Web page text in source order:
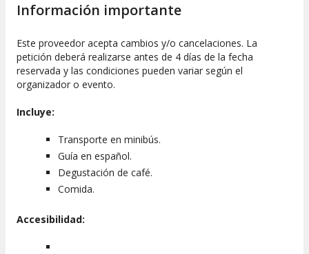
Información importante
Este proveedor acepta cambios y/o cancelaciones. La
petición deberá realizarse antes de 4 días de la fecha
reservada y las condiciones pueden variar según el
organizador o evento.
Incluye:
Transporte en minibús.
Guía en español.
Degustación de café.
Comida.
Accesibilidad: